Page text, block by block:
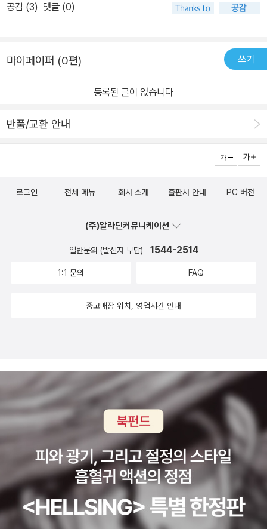
공감 (3) 댓글 (0)
마이페이퍼 (0편) 쓰기
등록된 글이 없습니다
반품/교환 안내
로그인 전체 메뉴 회사 소개 출판사 안내 PC 버전
(주)알라딘커뮤니케이션
일반문의 (발신자 부담) 1544-2514
1:1 문의 FAQ
중고매장 위치, 영업시간 안내